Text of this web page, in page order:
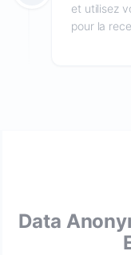
et utilisez
pour la
Data